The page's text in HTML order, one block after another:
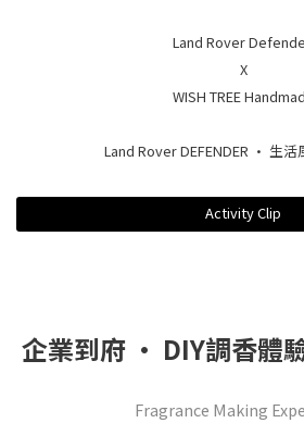
Land Rover
X
WISH TREE
Land Rover DEFENDER · 生
Activity Clip
企業到府 · DIY調香體
Fragrance Making